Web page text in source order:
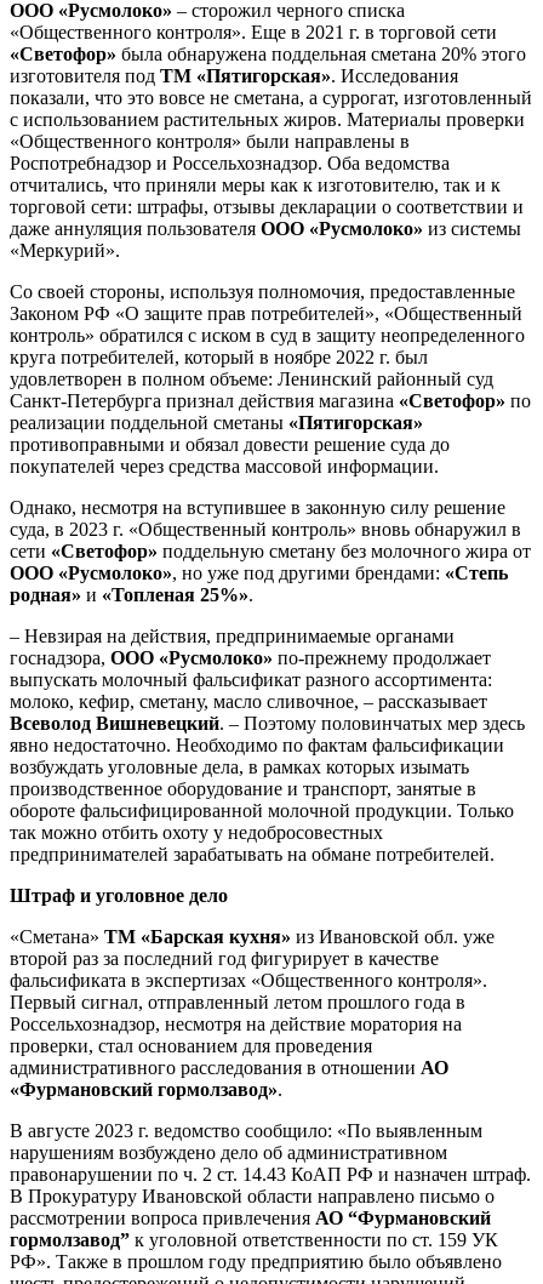
ООО «Русмолоко» – сторожил черного списка
«Общественного контроля». Еще в 2021 г. в торговой сети
«Светофор» была обнаружена поддельная сметана 20% этого
изготовителя под ТМ «Пятигорская». Исследования
показали, что это вовсе не сметана, а суррогат, изготовленный
с использованием растительных жиров. Материалы проверки
«Общественного контроля» были направлены в
Роспотребнадзор и Россельхознадзор. Оба ведомства
отчитались, что приняли меры как к изготовителю, так и к
торговой сети: штрафы, отзывы декларации о соответствии и
даже аннуляция пользователя ООО «Русмолоко» из системы
«Меркурий».
Со своей стороны, используя полномочия, предоставленные
Законом РФ «О защите прав потребителей», «Общественный
контроль» обратился с иском в суд в защиту неопределенного
круга потребителей, который в ноябре 2022 г. был
удовлетворен в полном объеме: Ленинский районный суд
Санкт-Петербурга признал действия магазина «Светофор» по
реализации поддельной сметаны «Пятигорская»
противоправными и обязал довести решение суда до
покупателей через средства массовой информации.
Однако, несмотря на вступившее в законную силу решение
суда, в 2023 г. «Общественный контроль» вновь обнаружил в
сети «Светофор» поддельную сметану без молочного жира от
ООО «Русмолоко», но уже под другими брендами: «Степь
родная» и «Топленая 25%».
– Невзирая на действия, предпринимаемые органами
госнадзора, ООО «Русмолоко» по-прежнему продолжает
выпускать молочный фальсификат разного ассортимента:
молоко, кефир, сметану, масло сливочное, – рассказывает
Всеволод Вишневецкий. – Поэтому половинчатых мер здесь
явно недостаточно. Необходимо по фактам фальсификации
возбуждать уголовные дела, в рамках которых изымать
производственное оборудование и транспорт, занятые в
обороте фальсифицированной молочной продукции. Только
так можно отбить охоту у недобросовестных
предпринимателей зарабатывать на обмане потребителей.
Штраф и уголовное дело
«Сметана» ТМ «Барская кухня» из Ивановской обл. уже
второй раз за последний год фигурирует в качестве
фальсификата в экспертизах «Общественного контроля».
Первый сигнал, отправленный летом прошлого года в
Россельхознадзор, несмотря на действие моратория на
проверки, стал основанием для проведения
административного расследования в отношении АО
«Фурмановский гормолзавод».
В августе 2023 г. ведомство сообщило: «По выявленным
нарушениям возбуждено дело об административном
правонарушении по ч. 2 ст. 14.43 КоАП РФ и назначен штраф.
В Прокуратуру Ивановской области направлено письмо о
рассмотрении вопроса привлечения АО “Фурмановский
гормолзавод” к уголовной ответственности по ст. 159 УК
РФ». Также в прошлом году предприятию было объявлено